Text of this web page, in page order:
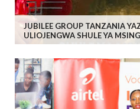
JUBILEE GROUP TANZANIA
ULIOJENGWA SHULE YA